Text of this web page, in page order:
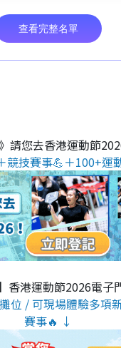
請您去香港運動節
競技賽事💪＋100+運
香港運動節2026電子
位 / 可現場體驗多項
賽事🔥 ↓